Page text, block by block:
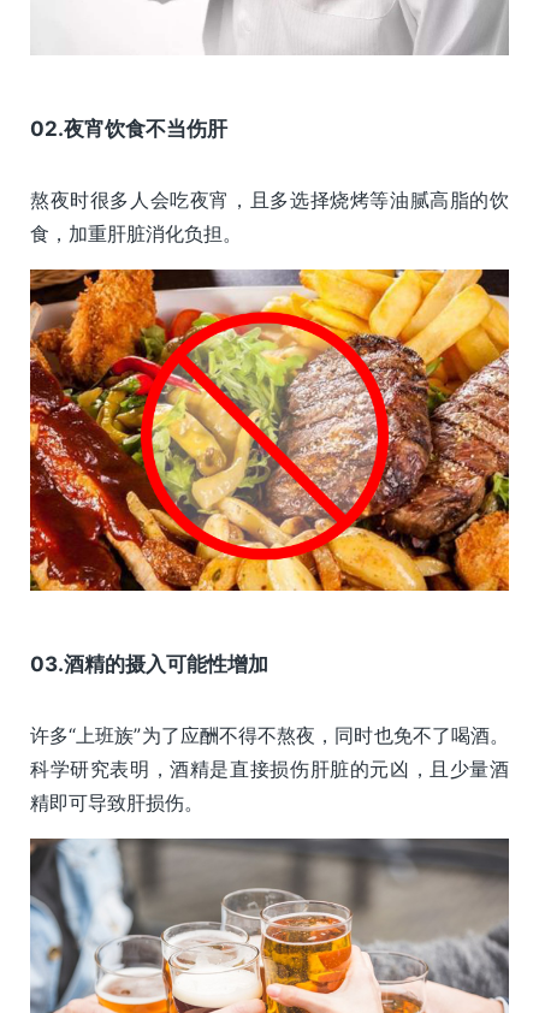
02.夜宵饮食不当伤肝
熬夜时很多人会吃夜宵，且多选择烧烤等油腻高脂的饮
食，加重肝脏消化负担。
03.酒精的摄入可能性增加
许多“上班族”为了应酬不得不熬夜，同时也免不了喝酒。
科学研究表明，酒精是直接损伤肝脏的元凶，且少量酒
精即可导致肝损伤。